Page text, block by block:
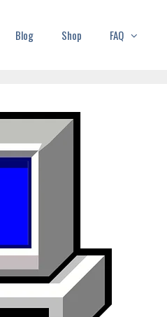
Blog Shop FAQ